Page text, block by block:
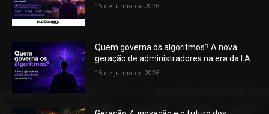
15 de junho de 2026
Quem governa os algoritmos? A nova
geração de administradores na era da I.A
15 de junho de 2026